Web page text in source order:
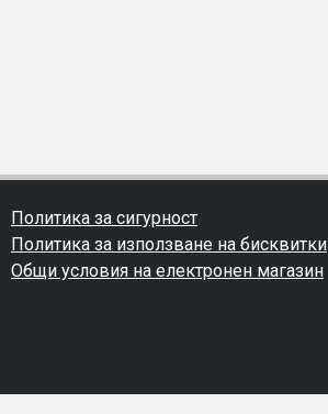
Политика за сигурност
Политика за използване на бисквитки
Общи условия на електронен магазин